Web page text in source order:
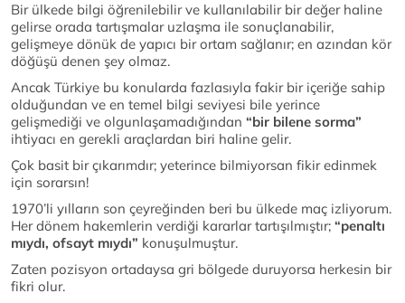
Bir ülkede bilgi öğrenilebilir ve kullanılabilir bir değer haline
gelirse orada tartışmalar uzlaşma ile sonuçlanabilir,
gelişmeye dönük de yapıcı bir ortam sağlanır; en azından kör
döğüşü denen şey olmaz.
Ancak Türkiye bu konularda fazlasıyla fakir bir içeriğe sahip
olduğundan ve en temel bilgi seviyesi bile yerince
gelişmediği ve olgunlaşamadığından “bir bilene sorma”
ihtiyacı en gerekli araçlardan biri haline gelir.
Çok basit bir çıkarımdır; yeterince bilmiyorsan fikir edinmek
için sorarsın!
1970’li yılların son çeyreğinden beri bu ülkede maç izliyorum.
Her dönem hakemlerin verdiği kararlar tartışılmıştır; “penaltı
mıydı, ofsayt mıydı” konuşulmuştur.
Zaten pozisyon ortadaysa gri bölgede duruyorsa herkesin bir
fikri olur.